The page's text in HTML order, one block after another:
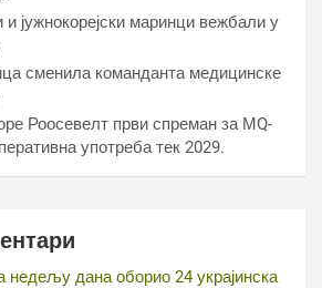
јужнокорејски маринци вежбали у
сменила команданта медицинске
Роосевелт први спреман за МQ-
употреба тек 2029.
недељу дана оборио 24 украјинска